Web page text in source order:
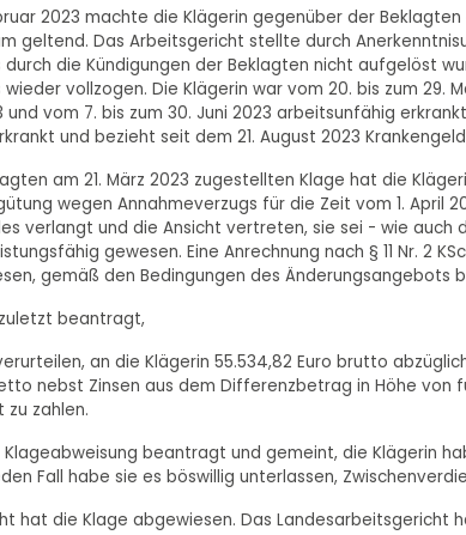
2023 machte die Klägerin gegenüber der
geltend. Das Arbeitsgericht stellte durch
die Kündigungen der Beklagten nicht aufgelöst
vollzogen. Die Klägerin war vom 20. bis zum 29.
und vom 7. bis zum 30. Juni 2023 arbeitsunfähig
und bezieht seit dem 21. August 2023
am 21. März 2023 zugestellten Klage hat die
wegen Annahmeverzugs für die Zeit vom 1. April
verlangt und die Ansicht vertreten, sie sei - wie auch
gewesen. Eine Anrechnung nach § 11 Nr. 2
gemäß den Bedingungen des Änderungsangebots
beantragt,
an die Klägerin 55.534,82 Euro brutto
nebst Zinsen aus dem Differenzbetrag in Höhe von
zu zahlen.
beantragt und gemeint, die Klägerin
Fall habe sie es böswillig unterlassen,
hat die Klage abgewiesen. Das Landesarbeitsgericht